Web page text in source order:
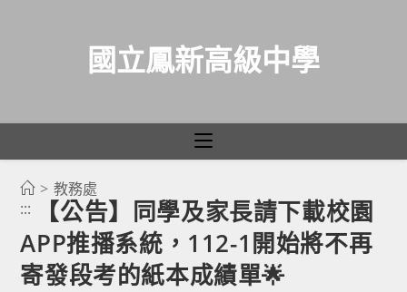
國立鳳新高級中學
> 教務處
:::
【公告】同學及家長請下載校園
APP推播系統，112-1開始將不再
寄發段考的紙本成績單🌟